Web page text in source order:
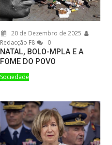
20 de Dezembro de 2025
Redacção F8
0
NATAL, BOLO-MPLA E A
FOME DO POVO
Sociedade